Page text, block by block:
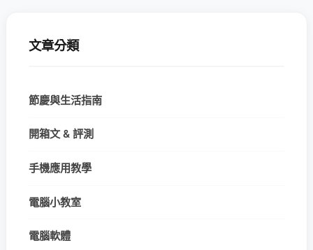
文章分類
節慶與生活指南
開箱文 & 評測
手機應用教學
電腦小教室
電腦軟體